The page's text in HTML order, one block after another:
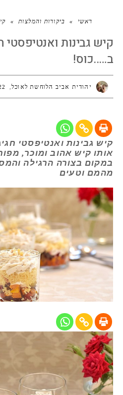
ראשי » ביקורות והמלצות »
קיש גבינות ואנטיפסטי
ב…..כוס!
יהודית אביב הלוחשת לאוכל 22 במאי
קיש גבינות ואנטיפסטי
אותו קיש אהוב ומוכר,
במקום בצורה הרגילה
מהמם וטעים